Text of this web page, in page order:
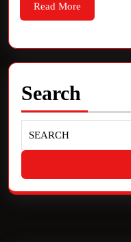
Read More
Search